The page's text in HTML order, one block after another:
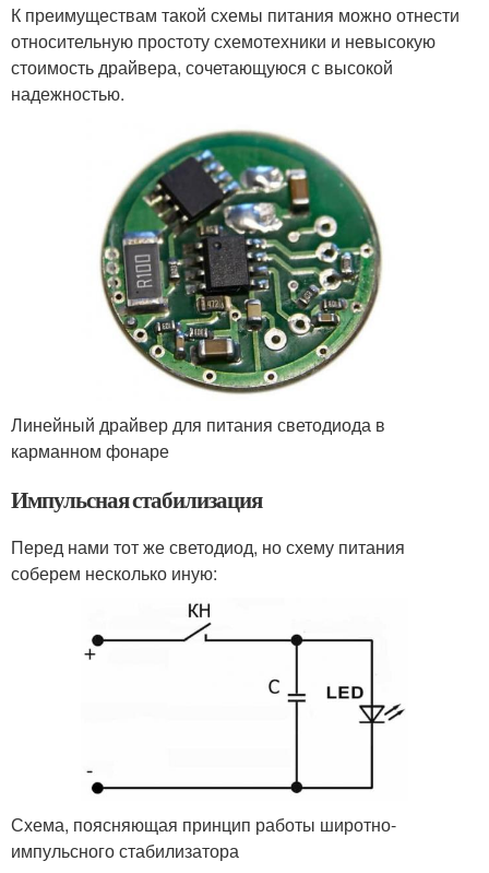
К преимуществам такой схемы питания можно отнести
относительную простоту схемотехники и невысокую
стоимость драйвера, сочетающуюся с высокой
надежностью.
Линейный драйвер для питания светодиода в
карманном фонаре
Импульсная стабилизация
Перед нами тот же светодиод, но схему питания
соберем несколько иную:
Схема, поясняющая принцип работы широтно-
импульсного стабилизатора